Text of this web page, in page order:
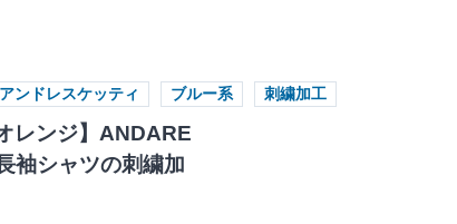
アンドレスケッティ ブルー系 刺繍加工
レンジ】ANDARE
袖シャツの刺繍加